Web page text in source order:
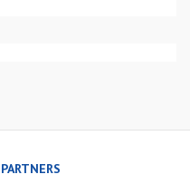
PARTNERS